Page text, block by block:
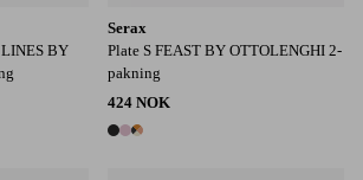
BY
Serax
Plate S FEAST BY OTTOLENGHI 2-
pakning
424 NOK
3 farger